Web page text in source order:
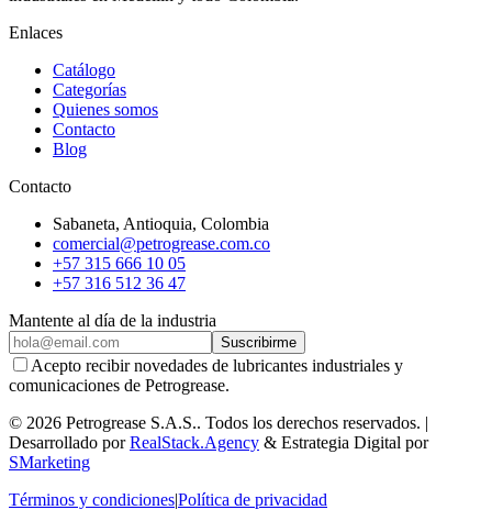
Enlaces
Catálogo
Categorías
Quienes somos
Contacto
Blog
Contacto
Sabaneta, Antioquia, Colombia
comercial@petrogrease.com.co
+57 315 666 10 05
+57 316 512 36 47
Mantente al día de la industria
Suscribirme
Acepto recibir novedades de lubricantes industriales y
comunicaciones de Petrogrease.
© 2026 Petrogrease S.A.S.. Todos los derechos reservados. |
Desarrollado por RealStack.Agency & Estrategia Digital por
SMarketing
Términos y condiciones|Política de privacidad